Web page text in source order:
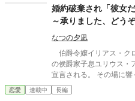
は、他投稿サイトにも公
婚約破棄され「彼女
～承りました、どう
める？ いえ、お断り
なつの夕凪
伯爵令嬢イリアス・ク
の侯爵家子息ユリウス・
宣言される。 その場に響くのは、ユリウスを称える声とイリアス
を非難する怒号──陰で囁かれる嘘
微笑を崩さず、静かに空
恋愛 連載中 長編